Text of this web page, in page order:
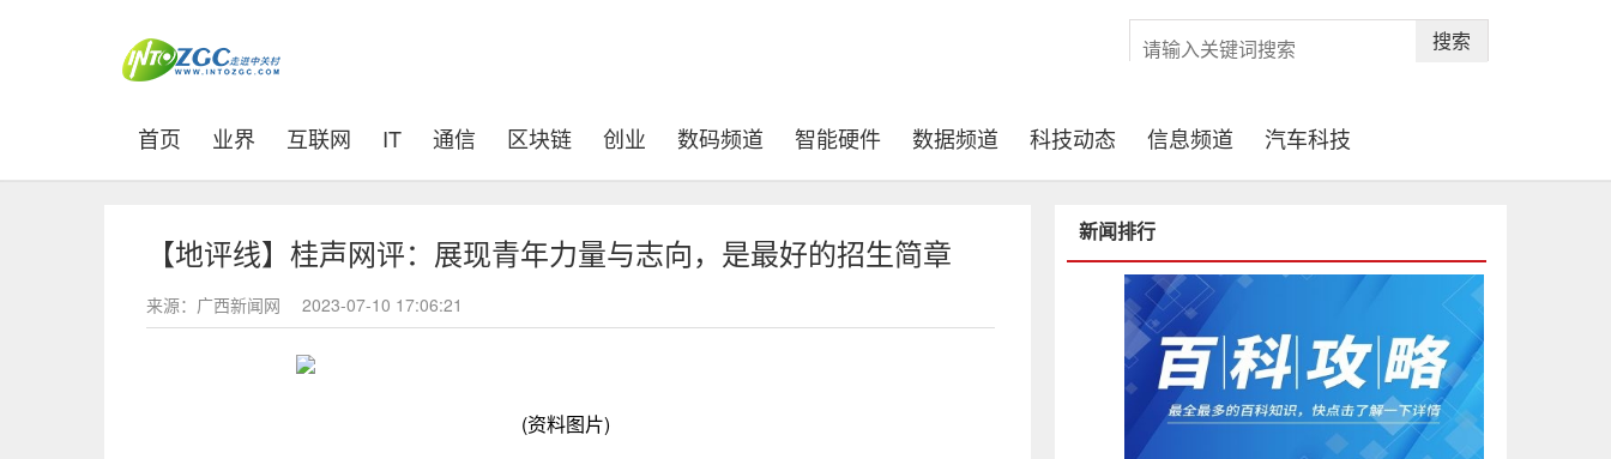
搜索
首页 (current)
业界 互联网 IT 通信 区块链 创业 数码频道 智能硬件 数据频道 科技动态 信息频道 汽车科技
【地评线】桂声网评：展现青年力量与志向，是最好的招生简章
来源：广西新闻网 2023-07-10 17:06:21
(资料图片)
新闻排行